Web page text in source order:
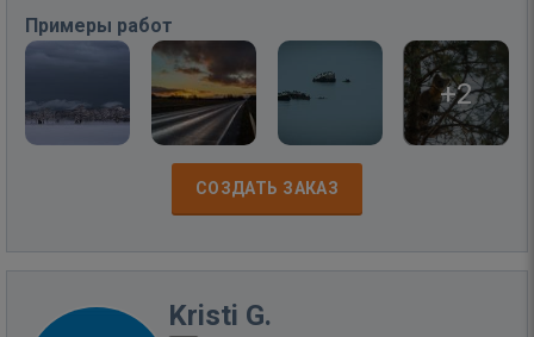
Примеры работ
+2
СОЗДАТЬ ЗАКАЗ
Kristi G.